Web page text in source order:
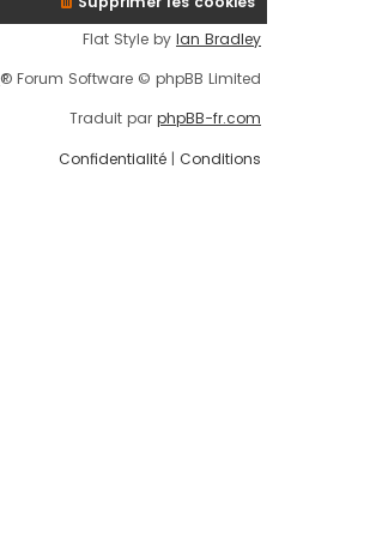
Flat Style by Ian Bradley
® Forum Software © phpBB Limited
Traduit par phpBB-fr.com
Confidentialité | Conditions